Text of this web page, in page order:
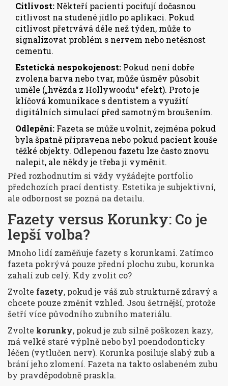
Citlivost: Někteří pacienti pociťují dočasnou
citlivost na studené jídlo po aplikaci. Pokud
citlivost přetrvává déle než týden, může to
signalizovat problém s nervem nebo netěsnost
cementu.
Estetická nespokojenost: Pokud není dobře
zvolena barva nebo tvar, může úsměv působit
uměle („hvězda z Hollywoodu“ efekt). Proto je
klíčová komunikace s dentistem a využití
digitálních simulací před samotným broušením.
Odlepění: Fazeta se může uvolnit, zejména pokud
byla špatně připravena nebo pokud pacient kouše
těžké objekty. Odlepenou fazetu lze často znovu
nalepit, ale někdy je třeba ji vyměnit.
Před rozhodnutím si vždy vyžádejte portfolio
předchozích prací dentisty. Estetika je subjektivní,
ale odbornost se pozná na detailu.
Fazety versus Korunky: Co je
lepší volba?
Mnoho lidí zaměňuje fazety s korunkami. Zatímco
fazeta pokrývá pouze přední plochu zubu, korunka
zahalí zub celý. Kdy zvolit co?
Zvolte fazety, pokud je váš zub strukturně zdravý a
chcete pouze změnit vzhled. Jsou šetrnější, protože
šetří více původního zubního materiálu.
Zvolte korunky, pokud je zub silně poškozen kazy,
má velké staré výplně nebo byl poendodonticky
léčen (vytlučen nerv). Korunka posiluje slabý zub a
brání jeho zlomení. Fazeta na takto oslabeném zubu
by pravděpodobně praskla.